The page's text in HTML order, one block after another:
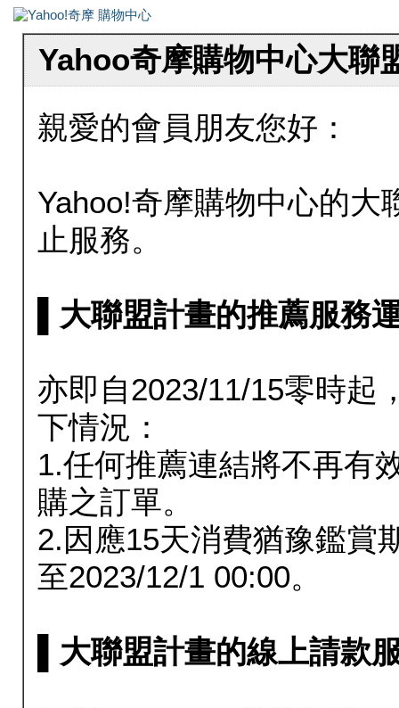
Yahoo奇摩購物中心大聯
親愛的會員朋友您好：
Yahoo!奇摩購物中心的大
止服務。
▌大聯盟計畫的推薦服務
亦即自2023/11/15零時起
下情況：
1.任何推薦連結將不再有
購之訂單。
2.因應15天消費猶豫鑑賞
至2023/12/1 00:00。
▌大聯盟計畫的線上請款